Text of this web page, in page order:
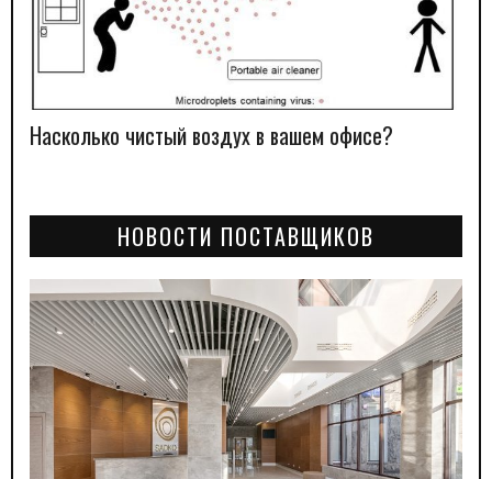
Насколько чистый воздух в вашем офисе?
НОВОСТИ ПОСТАВЩИКОВ